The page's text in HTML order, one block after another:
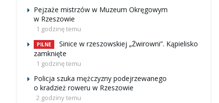
Pejzaże mistrzów w Muzeum Okręgowym
w Rzeszowie
1 godzinę temu
PILNE
Sinice w rzeszowskiej „Żwirowni”. Kąpielisko
zamknięte
1 godzinę temu
Policja szuka mężczyzny podejrzewanego
o kradzież roweru w Rzeszowie
2 godziny temu